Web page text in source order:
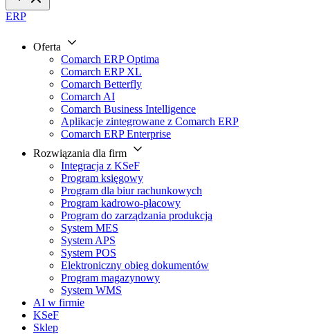
ERP
Oferta
Comarch ERP Optima
Comarch ERP XL
Comarch Betterfly
Comarch AI
Comarch Business Intelligence
Aplikacje zintegrowane z Comarch ERP
Comarch ERP Enterprise
Rozwiązania dla firm
Integracja z KSeF
Program księgowy
Program dla biur rachunkowych
Program kadrowo-płacowy
Program do zarządzania produkcją
System MES
System APS
System POS
Elektroniczny obieg dokumentów
Program magazynowy
System WMS
AI w firmie
KSeF
Sklep